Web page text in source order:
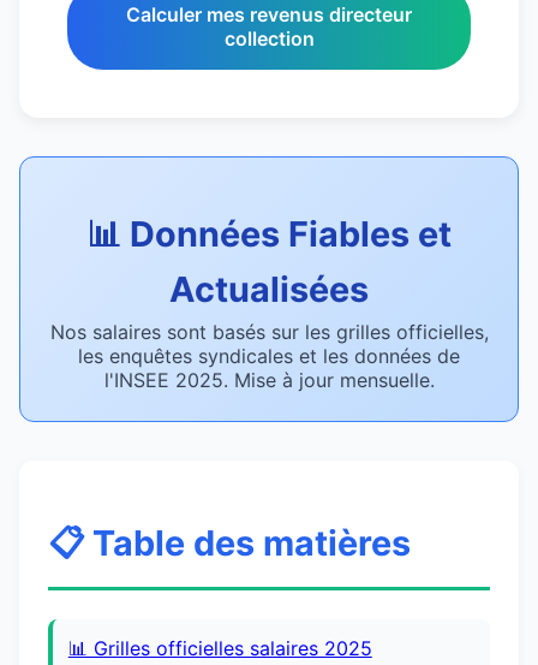
Calculer mes revenus directeur
collection
📊 Données Fiables et
Actualisées
Nos salaires sont basés sur les grilles officielles,
les enquêtes syndicales et les données de
l'INSEE 2025. Mise à jour mensuelle.
📋 Table des matières
📊 Grilles officielles salaires 2025